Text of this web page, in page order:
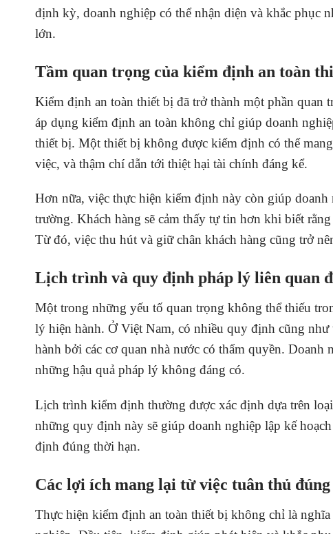
định kỳ, doanh nghiệp có thể nhận diện và khắc phục
lớn.
Tầm quan trọng của kiểm định an toàn
Kiểm định an toàn thiết bị đã trở thành một phần
áp dụng kiểm định an toàn không chỉ giúp doanh
thiết bị. Một thiết bị không được kiểm định có thể
việc, và thậm chí dẫn tới thiệt hại tài chính đáng kể.
Hơn nữa, việc thực hiện kiểm định này còn giúp
trường. Khách hàng sẽ cảm thấy tự tin hơn khi biết
Từ đó, việc thu hút và giữ chân khách hàng cũng trở
Lịch trình và quy định pháp lý liên quan
Một trong những yếu tố quan trọng không thể thiếu
lý hiện hành. Ở Việt Nam, có nhiều quy định cũng
hành bởi các cơ quan nhà nước có thẩm quyền.
những hậu quả pháp lý không đáng có.
Lịch trình kiểm định thường được xác định dựa trên
những quy định này sẽ giúp doanh nghiệp lập kế
định đúng thời hạn.
Các lợi ích mang lại từ việc tuân thủ
Thực hiện kiểm định an toàn thiết bị không chỉ là